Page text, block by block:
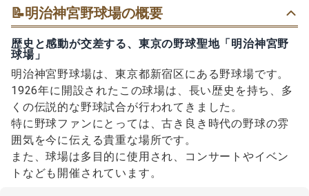
📝明治神宮野球場の概要
歴史と感動が交差する、東京の野球聖地「明治神宮野
球場」
明治神宮野球場は、東京都新宿区にある野球場です。
1926年に開設されたこの球場は、長い歴史を持ち、多
くの伝説的な野球試合が行われてきました。
特に野球ファンにとっては、古き良き時代の野球の雰
囲気を今に伝える貴重な場所です。
また、球場は多目的に使用され、コンサートやイベン
トなども開催されています。